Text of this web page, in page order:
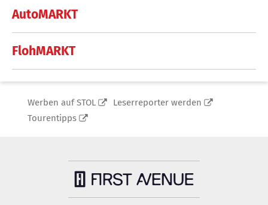
AutoMARKT
FlohMARKT
Werben auf STOL
Leserreporter werden
Tourentipps